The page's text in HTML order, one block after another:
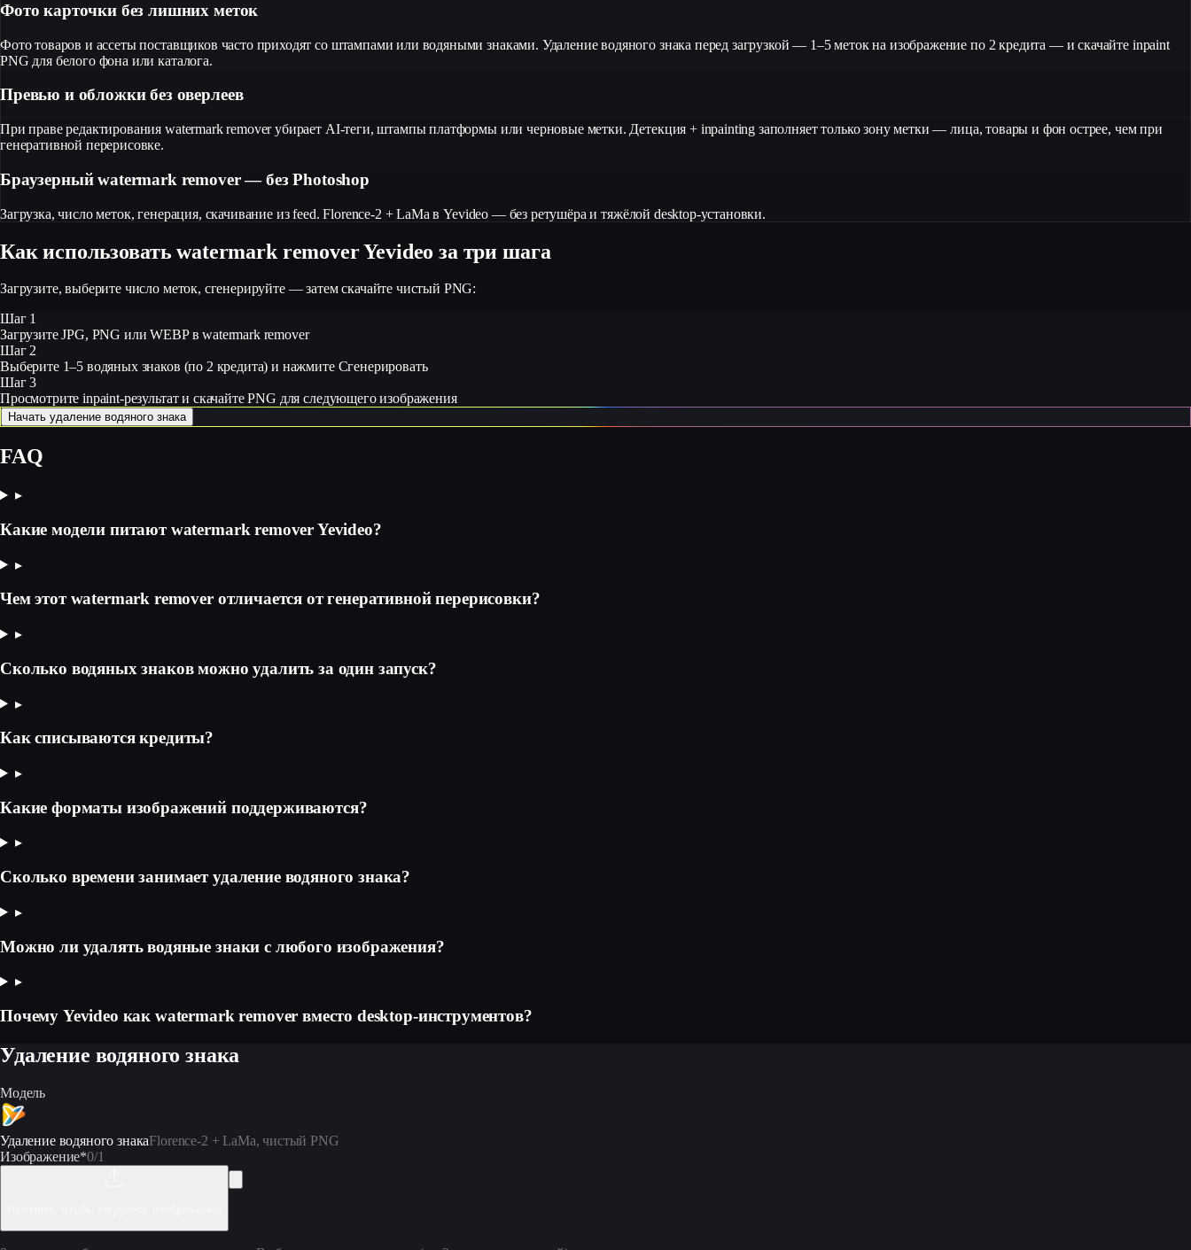
Фото карточки без лишних меток
Фото товаров и ассеты поставщиков часто приходят со штампами или водяными знаками. Удаление водяного знака перед загрузкой — 1–5 меток на изображение по 2 кредита — и скачайте inpaint
PNG для белого фона или каталога.
Превью и обложки без оверлеев
При праве редактирования watermark remover убирает AI-теги, штампы платформы или черновые метки. Детекция + inpainting заполняет только зону метки — лица, товары и фон острее, чем при
генеративной перерисовке.
Браузерный watermark remover — без Photoshop
Загрузка, число меток, генерация, скачивание из feed. Florence-2 + LaMa в Yevideo — без ретушёра и тяжёлой desktop-установки.
Как использовать watermark remover Yevideo за три шага
Загрузите, выберите число меток, сгенерируйте — затем скачайте чистый PNG:
Шаг 1
Загрузите JPG, PNG или WEBP в watermark remover
Шаг 2
Выберите 1–5 водяных знаков (по 2 кредита) и нажмите Сгенерировать
Шаг 3
Просмотрите inpaint-результат и скачайте PNG для следующего изображения
Начать удаление водяного знака
FAQ
▸
Какие модели питают watermark remover Yevideo?
▸
Чем этот watermark remover отличается от генеративной перерисовки?
▸
Сколько водяных знаков можно удалить за один запуск?
▸
Как списываются кредиты?
▸
Какие форматы изображений поддерживаются?
▸
Сколько времени занимает удаление водяного знака?
▸
Можно ли удалять водяные знаки с любого изображения?
▸
Почему Yevideo как watermark remover вместо desktop-инструментов?
Удаление водяного знака
Модель
Удаление водяного знакаFlorence-2 + LaMa, чистый PNG
Изображение*0/1